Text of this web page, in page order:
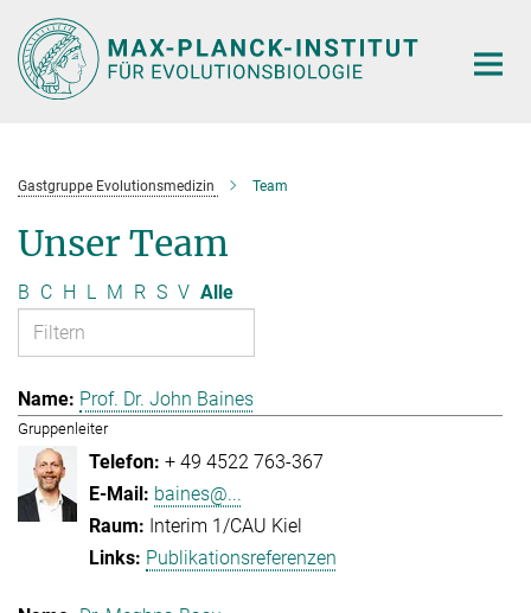
Hauptinhalt
Gastgruppe Evolutionsmedizin Team
Unser Team
B C H L M R S V Alle
Prof. Dr. John Baines
Gruppenleiter
+ 49 4522 763-367
baines@...
Interim 1/CAU Kiel
Publikationsreferenzen